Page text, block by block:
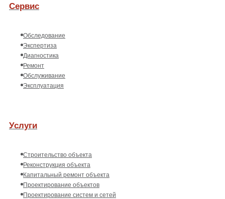
Сервис
Обследование
Экспертиза
Диагностика
Ремонт
Обслуживание
Эксплуатация
Услуги
Строительство объекта
Реконструкция объекта
Капитальный ремонт объекта
Проектирование объектов
Проектирование систем и сетей